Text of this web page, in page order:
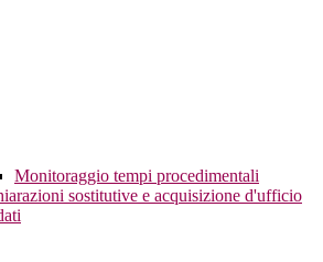
Monitoraggio tempi procedimentali
sostitutive e acquisizione d'ufficio